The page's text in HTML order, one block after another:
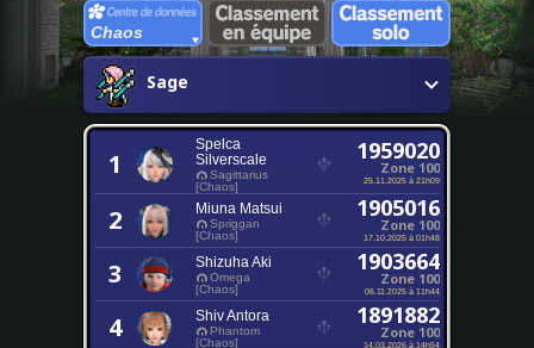
Chaos
Sage
1
Spelca
Silverscale
Sagittarius
[Chaos]
1959020
Zone 100
25.11.2025 à 21h09
2 Miuna Matsui
Spriggan
[Chaos]
1905016
Zone 100
17.10.2025 à 01h48
3 Shizuha Aki
Omega
[Chaos]
1903664
Zone 100
06.11.2025 à 11h44
4 Shiv Antora
Phantom
[Chaos]
1891882
Zone 100
14.03.2026 à 14h54